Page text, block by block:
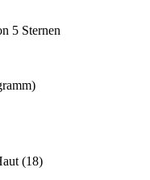
5 Sternen